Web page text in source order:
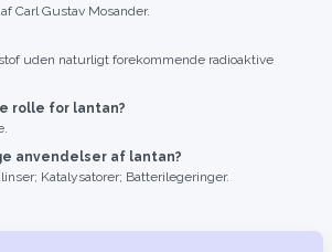
Carl Gustav Mosander.
uden naturligt forekommende radioaktive
rolle for lantan?
anvendelser af lantan?
Katalysatorer; Batterilegeringer.